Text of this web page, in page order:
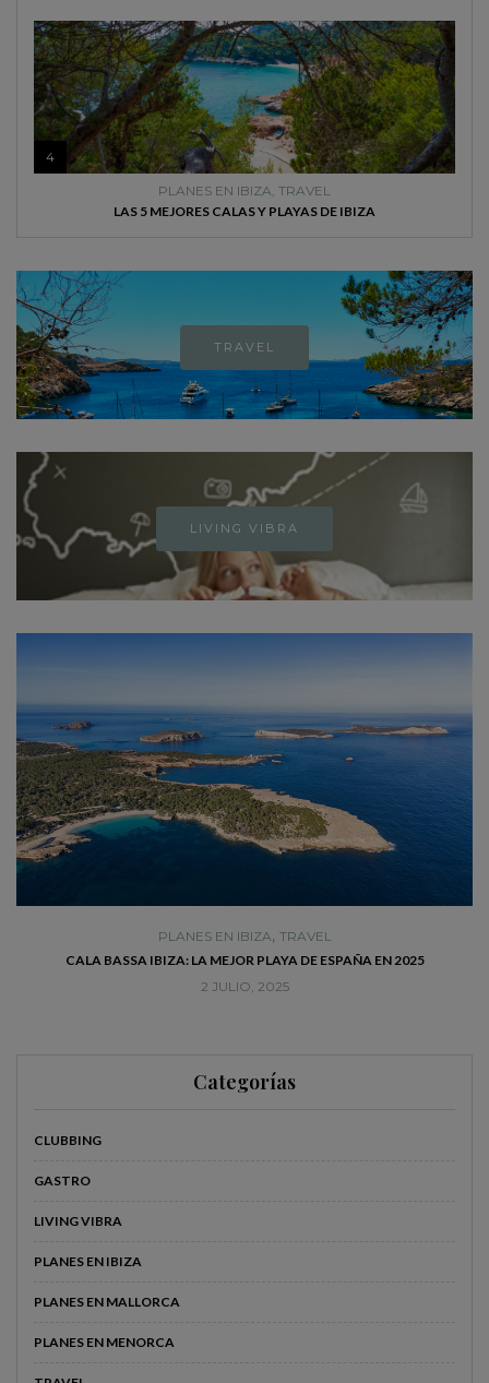
4
PLANES EN IBIZA, TRAVEL
LAS 5 MEJORES CALAS Y PLAYAS DE IBIZA
TRAVEL
LIVING VIBRA
PLANES EN IBIZA, TRAVEL
CALA BASSA IBIZA: LA MEJOR PLAYA DE ESPAÑA EN 2025
2 JULIO, 2025
Categorías
CLUBBING
GASTRO
LIVING VIBRA
PLANES EN IBIZA
PLANES EN MALLORCA
PLANES EN MENORCA